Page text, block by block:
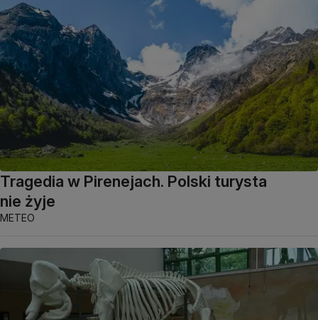
Tragedia w Pirenejach. Polski turysta
nie żyje
METEO